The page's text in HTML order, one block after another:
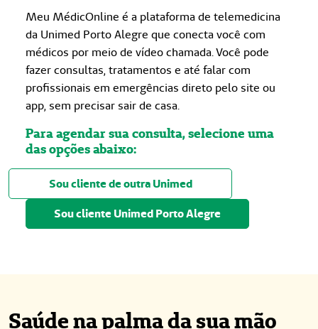
Meu MédicOnline é a plataforma de telemedicina
da Unimed Porto Alegre que conecta você com
médicos por meio de vídeo chamada. Você pode
fazer consultas, tratamentos e até falar com
profissionais em emergências direto pelo site ou
app, sem precisar sair de casa.
Para agendar sua consulta, selecione uma
das opções abaixo:
Sou cliente de outra Unimed
Sou cliente Unimed Porto Alegre
Saúde na palma da sua mão